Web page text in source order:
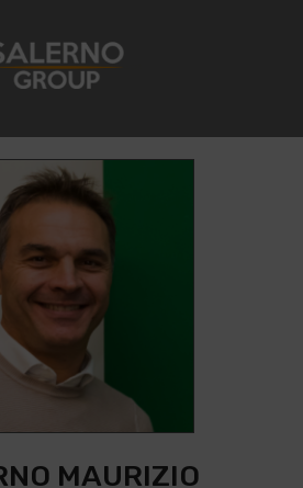
MAURIZIO